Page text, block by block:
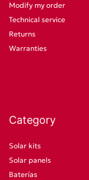
Modify my order
Technical service
Returns
Warranties
Category
Solar kits
Solar panels
Baterías